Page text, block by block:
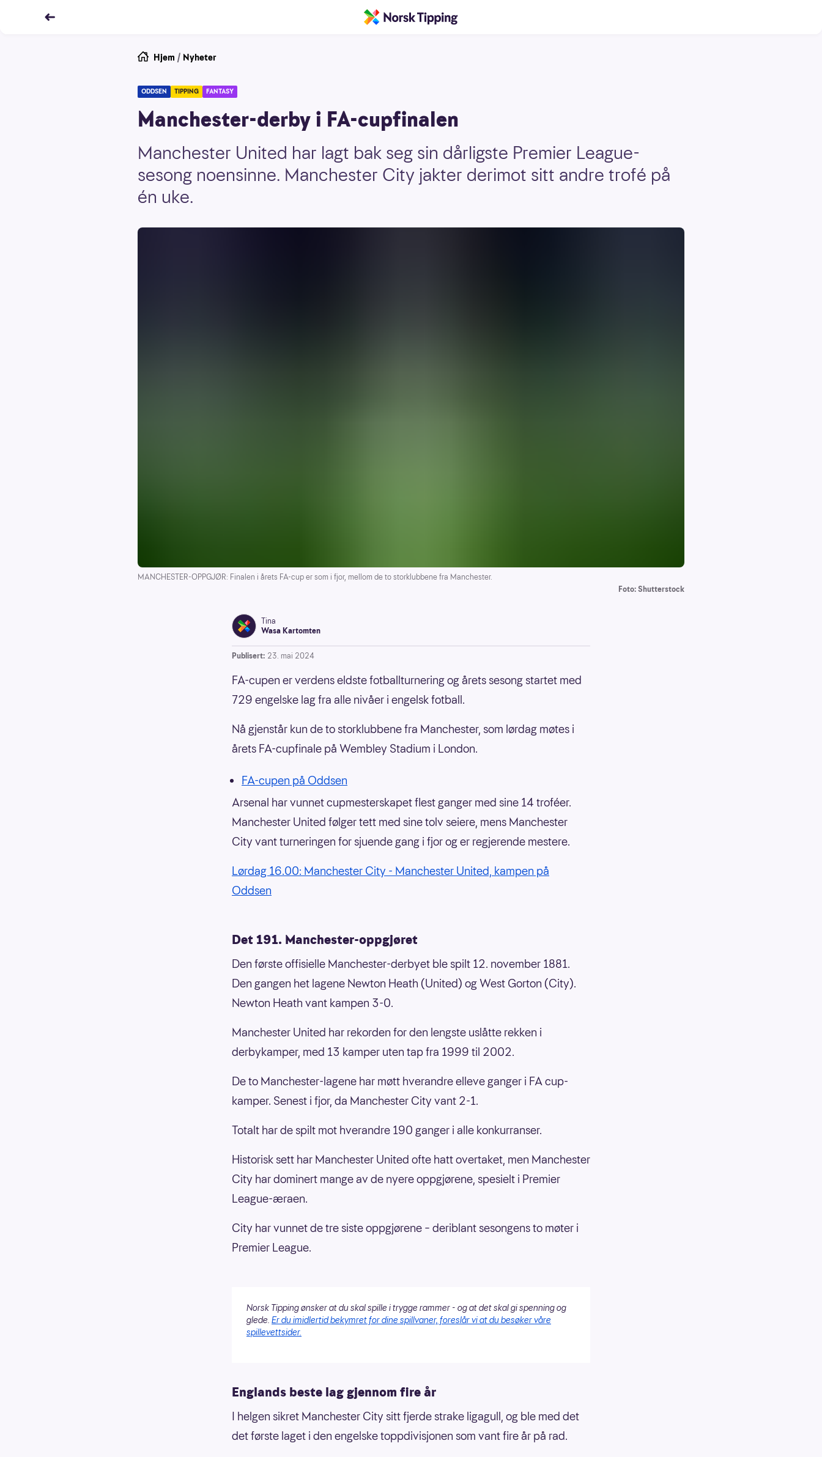
Hjem / Nyheter
ODDSEN TIPPING FANTASY
Manchester-derby i FA-cupfinalen
Manchester United har lagt bak seg sin dårligste Premier League-
sesong noensinne. Manchester City jakter derimot sitt andre trofé på
én uke.
MANCHESTER-OPPGJØR: Finalen i årets FA-cup er som i fjor, mellom de to storklubbene fra Manchester.
Foto: Shutterstock
Tina
Wasa Kartomten
Publisert: 23. mai 2024
FA-cupen er verdens eldste fotballturnering og årets sesong startet med
729 engelske lag fra alle nivåer i engelsk fotball.
Nå gjenstår kun de to storklubbene fra Manchester, som lørdag møtes i
årets FA-cupfinale på Wembley Stadium i London.
FA-cupen på Oddsen
Arsenal har vunnet cupmesterskapet flest ganger med sine 14 troféer.
Manchester United følger tett med sine tolv seiere, mens Manchester
City vant turneringen for sjuende gang i fjor og er regjerende mestere.
Lørdag 16.00: Manchester City - Manchester United, kampen på
Oddsen
Det 191. Manchester-oppgjøret
Den første offisielle Manchester-derbyet ble spilt 12. november 1881.
Den gangen het lagene Newton Heath (United) og West Gorton (City).
Newton Heath vant kampen 3-0.
Manchester United har rekorden for den lengste uslåtte rekken i
derbykamper, med 13 kamper uten tap fra 1999 til 2002.
De to Manchester-lagene har møtt hverandre elleve ganger i FA cup-
kamper. Senest i fjor, da Manchester City vant 2-1.
Totalt har de spilt mot hverandre 190 ganger i alle konkurranser.
Historisk sett har Manchester United ofte hatt overtaket, men Manchester
City har dominert mange av de nyere oppgjørene, spesielt i Premier
League-æraen.
City har vunnet de tre siste oppgjørene – deriblant sesongens to møter i
Premier League.
Norsk Tipping ønsker at du skal spille i trygge rammer - og at det skal gi spenning og
glede. Er du imidlertid bekymret for dine spillvaner, foreslår vi at du besøker våre
spillevettsider.
Englands beste lag gjennom fire år
I helgen sikret Manchester City sitt fjerde strake ligagull, og ble med det
det første laget i den engelske toppdivisjonen som vant fire år på rad.